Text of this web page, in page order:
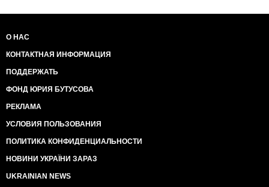
О НАС
КОНТАКТНАЯ ИНФОРМАЦИЯ
ПОДДЕРЖАТЬ
ФОНД ЮРИЯ БУТУСОВА
РЕКЛАМА
УСЛОВИЯ ПОЛЬЗОВАНИЯ
ПОЛИТИКА КОНФИДЕНЦИАЛЬНОСТИ
НОВИНИ УКРАЇНИ ЗАРАЗ
UKRAINIAN NEWS